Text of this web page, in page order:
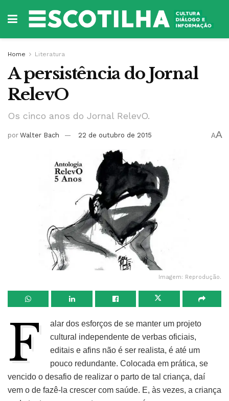
Home Literatura
A persistência do Jornal
RelevO
Os cinco anos do Jornal RelevO.
por Walter Bach 22 de outubro de 2015 AA
Imagem: Reprodução.
F
alar dos esforços de se manter um projeto
cultural independente de verbas oficiais,
editais e afins não é ser realista, é até um
pouco redundante. Colocada em prática, se
vencido o desafio de realizar o parto de tal criança, daí
vem o de fazê-la crescer com saúde. E, às vezes, a criança